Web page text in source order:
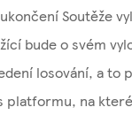
Soutěže
bude o svém
losování, a
platformu, na